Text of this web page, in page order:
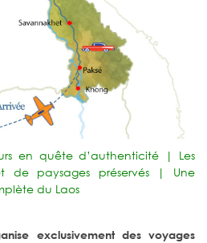
en quête d’authenticité | Les
de paysages préservés | Une
du Laos
exclusivement des voyages